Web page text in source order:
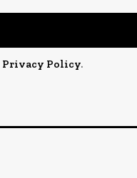
Privacy Policy.